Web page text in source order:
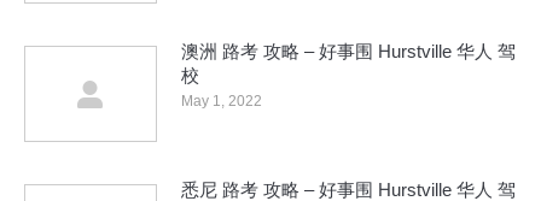
澳洲 路考 攻略 – 好事围 Hurstville 华人 驾
校
May 1, 2022
悉尼 路考 攻略 – 好事围 Hurstville 华人 驾